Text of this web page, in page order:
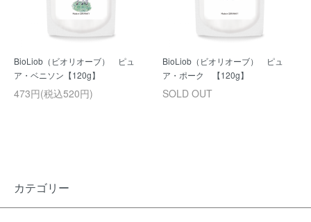
BioLiob（ビオリオーブ） ピュ
ア・ベニソン【120g】
473円(税込520円)
BioLiob（ビオリオーブ） ピュ
ア・ポーク 【120g】
SOLD OUT
カテゴリー